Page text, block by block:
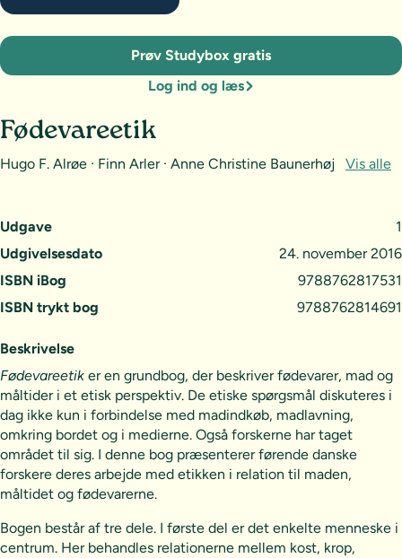
Udgave
1
Udgivelsesdato
24. november 2016
ISBN iBog
9788762817531
ISBN trykt bog
9788762814691
Fødevareetik
Hugo F. Alrøe · Finn Arler · Anne Christine Baunerhøj Vis alle
Prøv Studybox gratis
Log ind og læs
Beskrivelse
Fødevareetik er en grundbog, der beskriver fødevarer, mad og
måltider i et etisk perspektiv. De etiske spørgsmål diskuteres i
dag ikke kun i forbindelse med madindkøb, madlavning,
omkring bordet og i medierne. Også forskerne har taget
området til sig. I denne bog præsenterer førende danske
forskere deres arbejde med etikken i relation til maden,
måltidet og fødevarerne.
Bogen består af tre dele. I første del er det enkelte menneske i
centrum. Her behandles relationerne mellem kost, krop,